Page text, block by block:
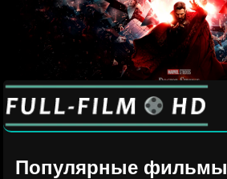
Популярные фильмы